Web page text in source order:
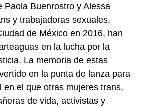
Paola Buenrostro y Alessa
y trabajadoras sexuales,
de México en 2016, han
en la lucha por la
La memoria de estas
en la punta de lanza para
en el que otras mujeres trans,
de vida, activistas y